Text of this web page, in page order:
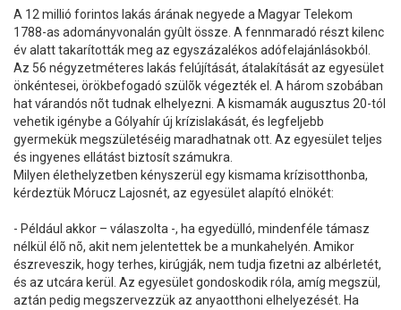
A 12 millió forintos lakás árának negyede a Magyar Telekom
1788-as adományvonalán gyûlt össze. A fennmaradó részt kilenc
év alatt takarították meg az egyszázalékos adófelajánlásokból.
Az 56 négyzetméteres lakás felújítását, átalakítását az egyesület
önkéntesei, örökbefogadó szülõk végezték el. A három szobában
hat várandós nõt tudnak elhelyezni. A kismamák augusztus 20-tól
vehetik igénybe a Gólyahír új krízislakását, és legfeljebb
gyermekük megszületéséig maradhatnak ott. Az egyesület teljes
és ingyenes ellátást biztosít számukra.
Milyen élethelyzetben kényszerül egy kismama krízisotthonba,
kérdeztük Mórucz Lajosnét, az egyesület alapító elnökét:
- Például akkor – válaszolta -, ha egyedülló, mindenféle támasz
nélkül élõ nõ, akit nem jelentettek be a munkahelyén. Amikor
észreveszik, hogy terhes, kirúgják, nem tudja fizetni az albérletét,
és az utcára kerül. Az egyesület gondoskodik róla, amíg megszül,
aztán pedig megszervezzük az anyaotthoni elhelyezését. Ha